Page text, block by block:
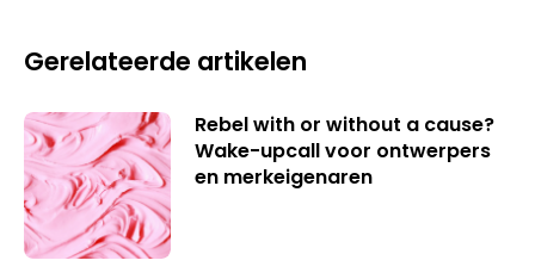
Gerelateerde artikelen
Rebel with or without a cause?
Wake-upcall voor ontwerpers
en merkeigenaren